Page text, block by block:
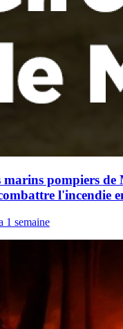
pompiers de
l'incendie
1 semaine